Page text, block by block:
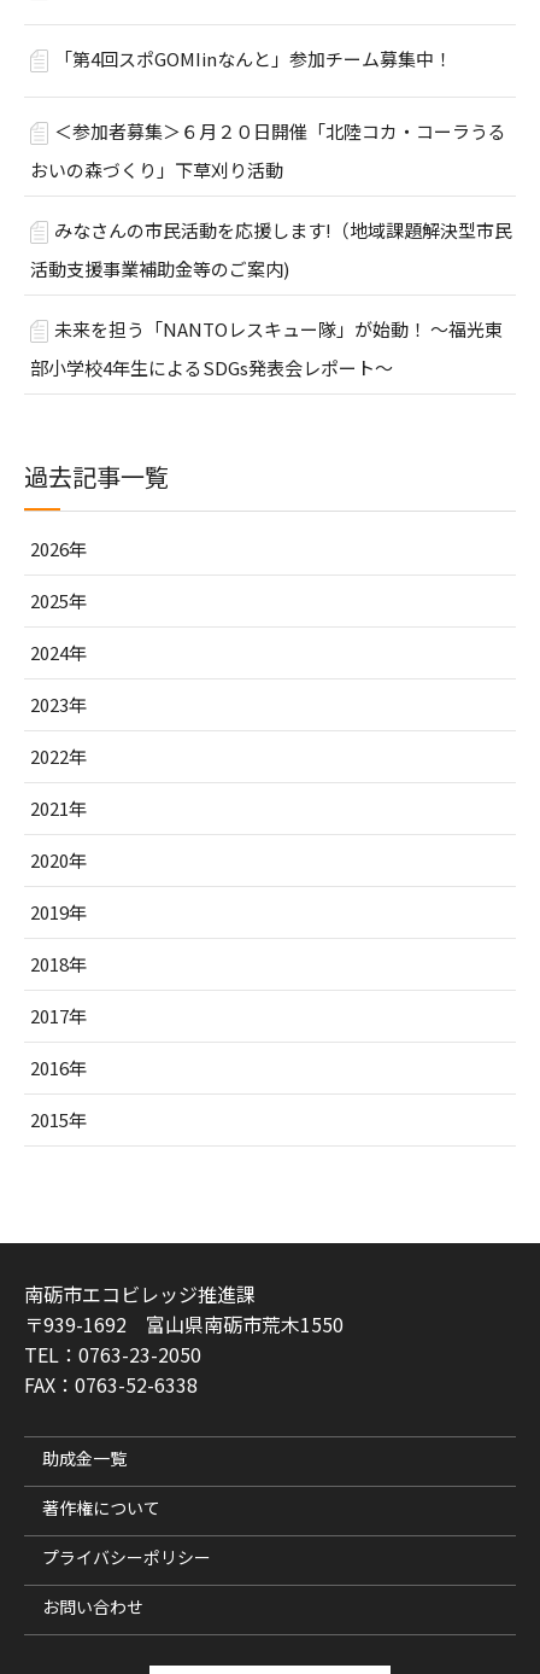
「第4回スポGOMIinなんと」参加チーム募集中！
＜参加者募集＞６月２０日開催「北陸コカ・コーラうる
おいの森づくり」下草刈り活動
みなさんの市民活動を応援します!（地域課題解決型市民
活動支援事業補助金等のご案内)
未来を担う「NANTOレスキュー隊」が始動！ ～福光東
部小学校4年生によるSDGs発表会レポート～
過去記事一覧
2026年
2025年
2024年
2023年
2022年
2021年
2020年
2019年
2018年
2017年
2016年
2015年
南砺市エコビレッジ推進課
〒939-1692 富山県南砺市荒木1550
TEL：0763-23-2050
FAX：0763-52-6338
助成金一覧
著作権について
プライバシーポリシー
お問い合わせ